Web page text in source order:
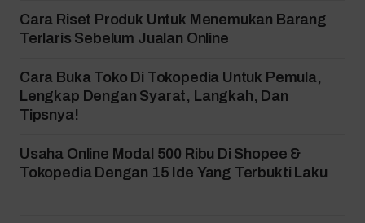
Cara Riset Produk Untuk Menemukan Barang
Terlaris Sebelum Jualan Online
Cara Buka Toko Di Tokopedia Untuk Pemula,
Lengkap Dengan Syarat, Langkah, Dan
Tipsnya!
Usaha Online Modal 500 Ribu Di Shopee &
Tokopedia Dengan 15 Ide Yang Terbukti Laku